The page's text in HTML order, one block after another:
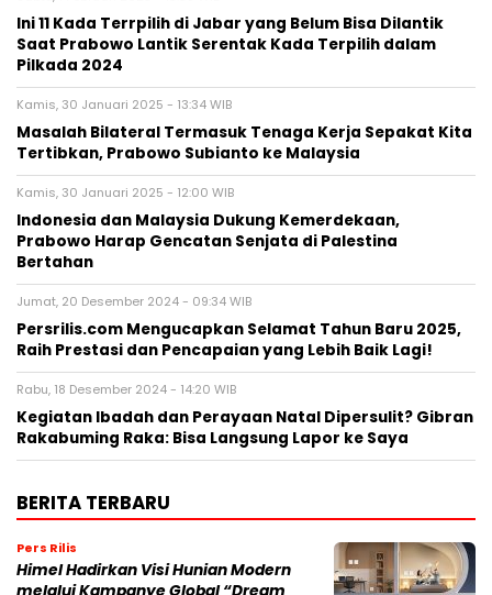
Ini 11 Kada Terrpilih di Jabar yang Belum Bisa Dilantik
Saat Prabowo Lantik Serentak Kada Terpilih dalam
Pilkada 2024
Kamis, 30 Januari 2025 - 13:34 WIB
Masalah Bilateral Termasuk Tenaga Kerja Sepakat Kita
Tertibkan, Prabowo Subianto ke Malaysia
Kamis, 30 Januari 2025 - 12:00 WIB
Indonesia dan Malaysia Dukung Kemerdekaan,
Prabowo Harap Gencatan Senjata di Palestina
Bertahan
Jumat, 20 Desember 2024 - 09:34 WIB
Persrilis.com Mengucapkan Selamat Tahun Baru 2025,
Raih Prestasi dan Pencapaian yang Lebih Baik Lagi!
Rabu, 18 Desember 2024 - 14:20 WIB
Kegiatan Ibadah dan Perayaan Natal Dipersulit? Gibran
Rakabuming Raka: Bisa Langsung Lapor ke Saya
BERITA TERBARU
Pers Rilis
Himel Hadirkan Visi Hunian Modern
melalui Kampanye Global “Dream